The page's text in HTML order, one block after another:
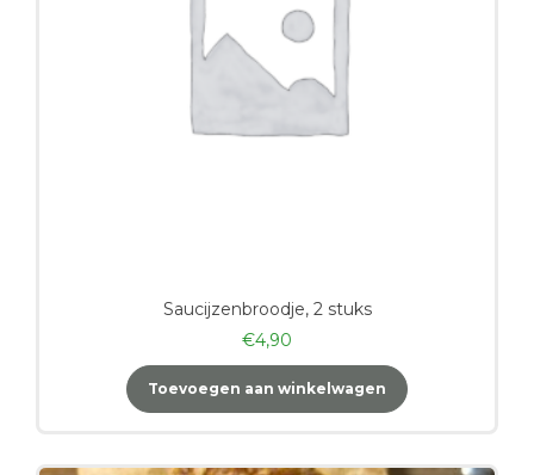
Saucijzenbroodje, 2 stuks
€4,90
Toevoegen aan winkelwagen